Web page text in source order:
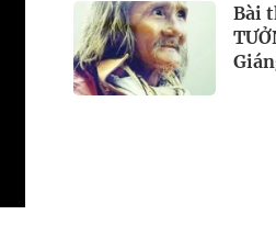
Bài